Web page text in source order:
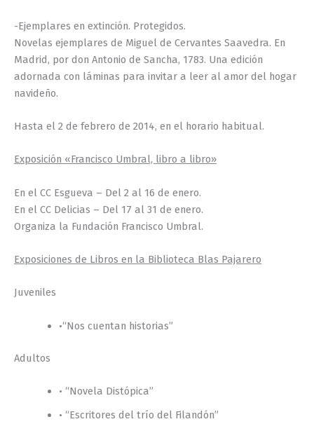
-Ejemplares en extinción. Protegidos.
Novelas ejemplares de Miguel de Cervantes Saavedra. En
Madrid, por don Antonio de Sancha, 1783. Una edición
adornada con láminas para invitar a leer al amor del hogar
navideño.
Hasta el 2 de febrero de 2014, en el horario habitual.
Exposición «Francisco Umbral, libro a libro»
En el CC Esgueva – Del 2 al 16 de enero.
En el CC Delicias – Del 17 al 31 de enero.
Organiza la Fundación Francisco Umbral.
Exposiciones de Libros en la Biblioteca Blas Pajarero
Juveniles
•“Nos cuentan historias”
Adultos
• “Novela Distópica”
• “Escritores del trío del Filandón”